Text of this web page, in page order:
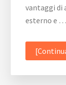
vantaggi di
esterno e …